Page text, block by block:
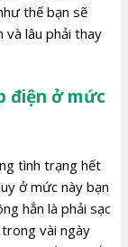
thế bạn sẽ
và lâu phải thay
điện ở mức
tình trạng hết
ở mức này bạn
hẳn là phải sạc
vài ngày